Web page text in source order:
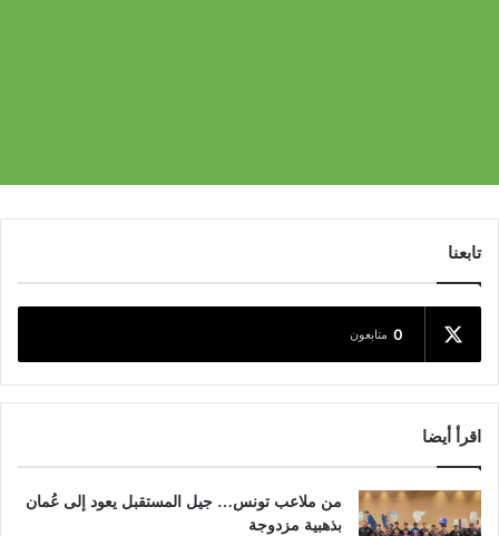
تابعنا
0 متابعون
اقرأ أيضا
من ملاعب تونس… جيل المستقبل يعود إلى عُمان
بذهبية مزدوجة